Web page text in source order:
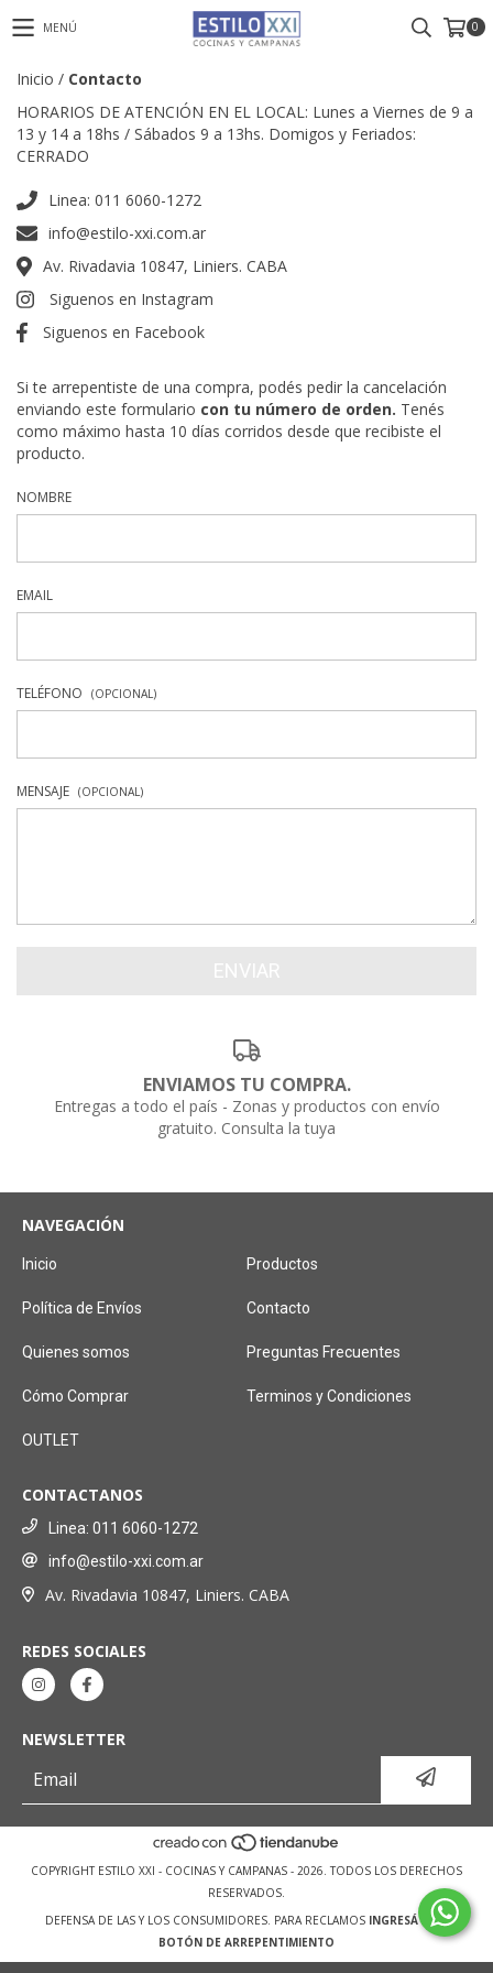
MENÚ 0
Inicio / Contacto
HORARIOS DE ATENCIÓN EN EL LOCAL: Lunes a Viernes de 9 a
13 y 14 a 18hs / Sábados 9 a 13hs. Domigos y Feriados:
CERRADO
Linea: 011 6060-1272
info@estilo-xxi.com.ar
Av. Rivadavia 10847, Liniers. CABA
Siguenos en Instagram
Siguenos en Facebook
Si te arrepentiste de una compra, podés pedir la cancelación
enviando este formulario con tu número de orden. Tenés
como máximo hasta 10 días corridos desde que recibiste el
producto.
NOMBRE
EMAIL
TELÉFONO (OPCIONAL)
MENSAJE (OPCIONAL)
ENVIAMOS TU COMPRA.
Entregas a todo el país - Zonas y productos con envío
gratuito. Consulta la tuya
NAVEGACIÓN
Inicio Productos
Política de Envíos Contacto
Quienes somos Preguntas Frecuentes
Cómo Comprar Terminos y Condiciones
OUTLET
CONTACTANOS
Linea: 011 6060-1272
info@estilo-xxi.com.ar
Av. Rivadavia 10847, Liniers. CABA
REDES SOCIALES
NEWSLETTER
COPYRIGHT ESTILO XXI - COCINAS Y CAMPANAS - 2026. TODOS LOS DERECHOS
RESERVADOS.
DEFENSA DE LAS Y LOS CONSUMIDORES. PARA RECLAMOS INGRESÁ ACÁ.
BOTÓN DE ARREPENTIMIENTO